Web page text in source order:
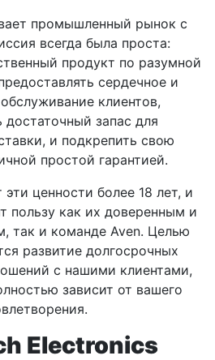
промышленный рынок с
всегда была проста:
продукт по разумной
сердечное и
клиентов,
запас для
и подкрепить свою
простой гарантией.
ценности более 18 лет, и
пользу как их доверенным и
так и команде Aven. Целью
развитие долгосрочных
с нашими клиентами,
зависит от вашего
Electronics